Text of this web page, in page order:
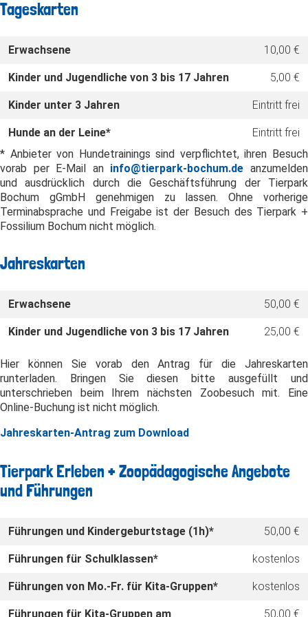
Tageskarten
Erwachsene 10,00 €
Kinder und Jugendliche von 3 bis 17 Jahren 5,00 €
Kinder unter 3 Jahren Eintritt frei
Hunde an der Leine*
Eintritt frei
* Anbieter von Hundetrainings sind verpflichtet, ihren Besuch
vorab per E-Mail an info@tierpark-bochum.de anzumelden
und ausdrücklich durch die Geschäftsführung der Tierpark
Bochum gGmbH genehmigen zu lassen. Ohne vorherige
Terminabsprache und Freigabe ist der Besuch des Tierpark +
Fossilium Bochum nicht möglich.
Jahreskarten
Erwachsene 50,00 €
Kinder und Jugendliche von 3 bis 17 Jahren 25,00 €
Hier können Sie vorab den Antrag für die Jahreskarten
runterladen. Bringen Sie diesen bitte ausgefüllt und
unterschrieben beim Ihrem nächsten Zoobesuch mit. Eine
Online-Buchung ist nicht möglich.
Jahreskarten-Antrag zum Download
Tierpark Erleben + Zoopädagogische Angebote
und Führungen
Führungen und Kindergeburtstage (1h)* 50,00 €
Führungen für Schulklassen* kostenlos
Führungen von Mo.-Fr. für Kita-Gruppen* kostenlos
Führungen für Kita-Gruppen am 50,00 €